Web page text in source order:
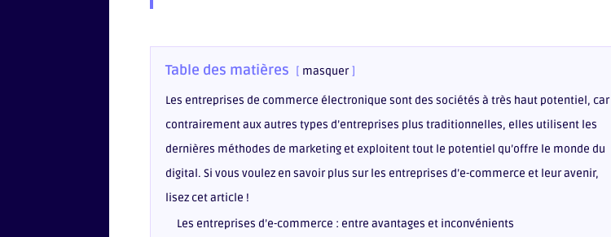
Table des matières masquer
Les entreprises de commerce électronique sont des sociétés à très haut potentiel, car
contrairement aux autres types d’entreprises plus traditionnelles, elles utilisent les
dernières méthodes de marketing et exploitent tout le potentiel qu’offre le monde du
digital. Si vous voulez en savoir plus sur les entreprises d’e-commerce et leur avenir,
lisez cet article !
Les entreprises d’e-commerce : entre avantages et inconvénients